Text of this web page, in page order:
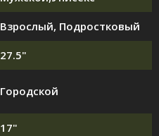
Взрослый, Подростковый
27.5"
Городской
17"